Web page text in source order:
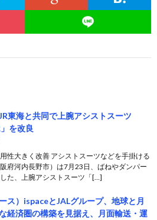
東海と共同で上腕アシストスーツ
」を改良
性大きく改善 アシストスーツなどを手掛ける
府河内長野市）は7月23日、ばねやダンパー
た、上腕アシストスーツ「[…]
ース）ispaceとJALグループ、地球と月
経済圏の構築を見据え、月面輸送・運